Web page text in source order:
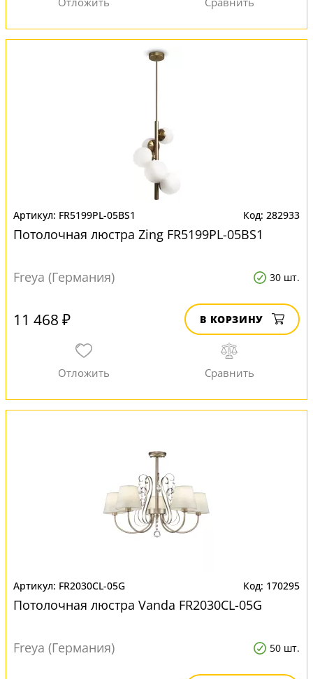
FR5199PL-05BS1 282933
Потолочная люстра Zing FR5199PL-05BS1
Freya (Германия) 30 шт.
11 468 ₽ В КОРЗИНУ
FR2030CL-05G 170295
Потолочная люстра Vanda FR2030CL-05G
Freya (Германия) 50 шт.